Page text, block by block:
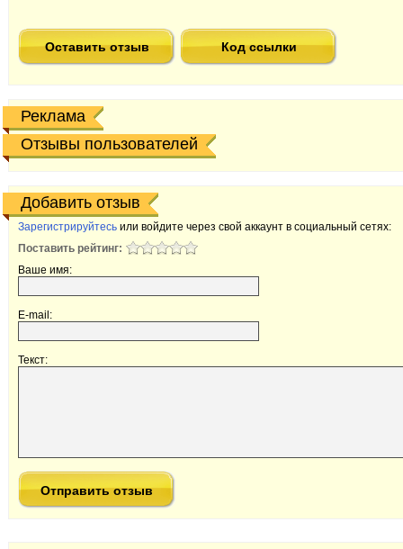
Оставить отзыв Код ссылки
Реклама
Отзывы пользователей
Добавить отзыв
Зарегистрируйтесь или войдите через свой аккаунт в социальный сетях:
Поставить рейтинг:
Ваше имя:
E-mail:
Текст: